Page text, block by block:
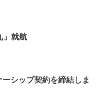
」就航
シップ契約を締結しま